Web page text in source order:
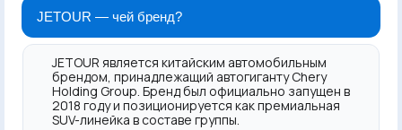
JETOUR — чей бренд?
JETOUR является китайским автомобильным
брендом, принадлежащий автогиганту Chery
Holding Group. Бренд был официально запущен в
2018 году и позиционируется как премиальная
SUV-линейка в составе группы.